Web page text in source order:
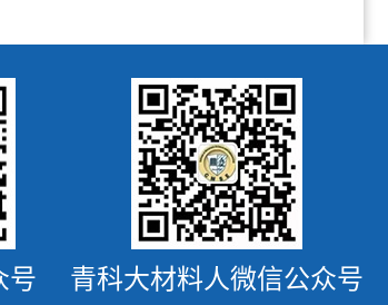
号 青科大材料人微信公众号